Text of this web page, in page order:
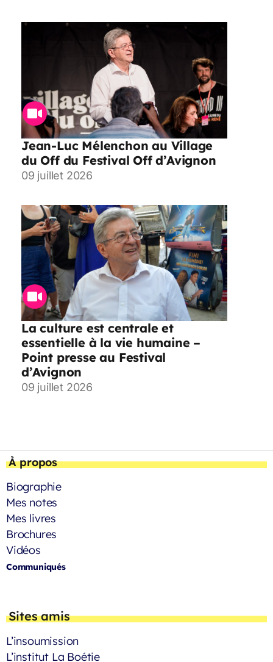
Jean-Luc Mélenchon au Village
du Off du Festival Off d’Avignon
09 juillet 2026
La culture est centrale et
essentielle à la vie humaine –
Point presse au Festival
d’Avignon
09 juillet 2026
À propos
Biographie
Mes notes
Mes livres
Brochures
Vidéos
Communiqués
Sites amis
L’insoumission
L’institut La Boétie